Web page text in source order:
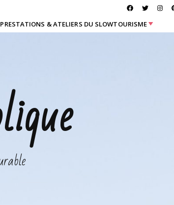
PRESTATIONS & ATELIERS DU SLOWTOURISME